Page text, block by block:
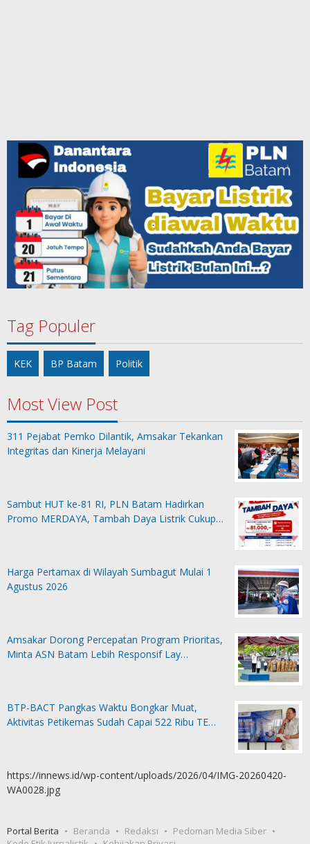
Tag Populer
KEK BP Batam Politik
Most View Post
311 Pejabat Pemko Dilantik, Amsakar Tekankan
Integritas dan Kinerja Melayani
Sambut HUT ke-81 RI, PLN Batam Hadirkan
Promo MERDAYA, Tambah Daya Listrik Cukup…
Harga Pertamax di Wilayah Sumbagut Mulai 1
Agustus 2026
Amsakar Dorong Percepatan Program Prioritas,
Minta ASN Batam Lebih Responsif Lay…
BTP-BACT Pangkas Waktu Bongkar Muat,
Aktivitas Petikemas Sudah Capai 522 Ribu TE…
https://innews.id/wp-content/uploads/2026/04/IMG-20260420-
WA0028.jpg
Portal Berita Beranda Redaksi
Pedoman Media Siber